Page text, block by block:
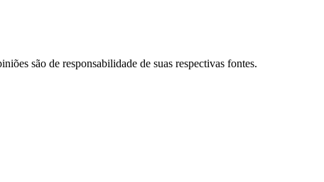
são de responsabilidade de suas respectivas fontes.